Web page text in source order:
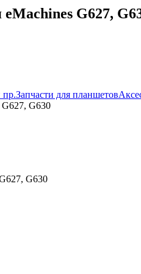
G627,
пр.Запчасти для планшетов
G630
G630